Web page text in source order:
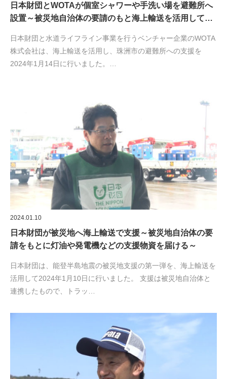
日本財団とWOTAが個室シャワーや手洗い場を避難所へ
設置～被災地自治体の要請のもと海上輸送を活用して…
日本財団と水道ライフライン事業を行うベンチャー企業のWOTA
株式会社は、海上輸送を活用し、珠洲市の避難所への支援を
2024年1月14日に行いました。…
2024.01.10
日本財団が被災地へ海上輸送で支援～被災地自治体の要
請をもとに灯油や発電機などの支援物資を届ける～
日本財団は、能登半島地震の被災地支援の第一弾を、海上輸送を
活用して2024年1月10日に行いました。 支援は被災地自治体と
連携したもので、トラッ…